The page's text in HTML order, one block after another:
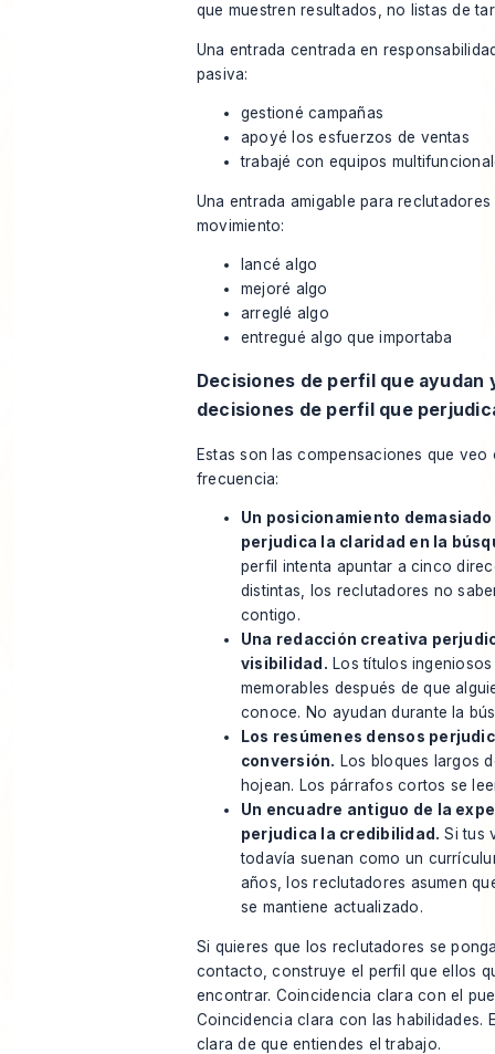
que muestren resultados, no listas de
Una entrada centrada en
pasiva:
gestioné campañas
apoyé los esfuerzos de ventas
trabajé con equipos
Una entrada amigable para reclutadores
movimiento:
lancé algo
mejoré algo
arreglé algo
entregué algo que importaba
Decisiones de perfil que ayudan
decisiones de perfil que
Estas son las compensaciones que veo
frecuencia:
Un posicionamiento
perjudica la claridad en la
perfil intenta apuntar a cinco
distintas, los reclutadores no
contigo.
Una redacción creativa
visibilidad. Los títulos
memorables después de que
conoce. No ayudan durante la
Los resúmenes densos
conversión. Los bloques largos
hojean. Los párrafos cortos se
Un encuadre antiguo de la
perjudica la credibilidad. Si tus
todavía suenan como un
años, los reclutadores asumen
se mantiene actualizado.
Si quieres que los reclutadores se
contacto, construye el perfil que ellos
encontrar. Coincidencia clara con el
Coincidencia clara con las habilidades.
clara de que entiendes el trabajo.